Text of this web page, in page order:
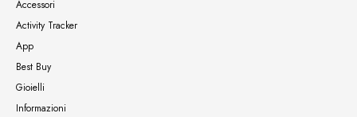
Accessori
Activity Tracker
App
Best Buy
Gioielli
Informazioni